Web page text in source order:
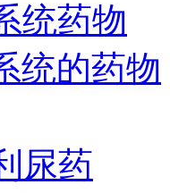
统药物
统的药物
尿药